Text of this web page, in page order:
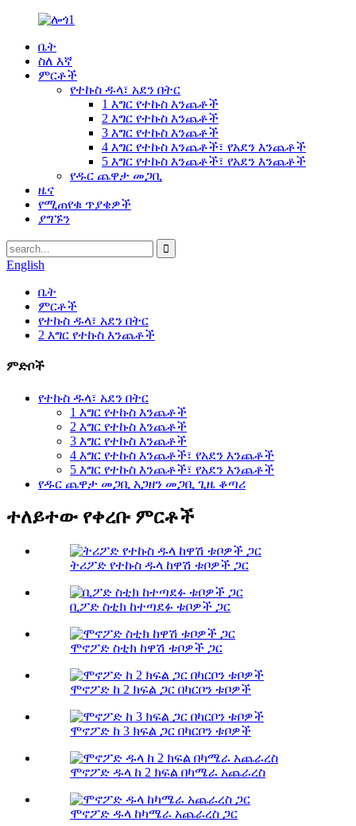
ቤት
ስለ እኛ
ምርቶች
የተኩስ ዱላ፣ አደን በትር
1 እግር የተኩስ እንጨቶች
2 እግር የተኩስ እንጨቶች
3 እግር የተኩስ እንጨቶች
4 እግር የተኩስ እንጨቶች፣ የአደን እንጨቶች
5 እግር የተኩስ እንጨቶች፣ የአደን እንጨቶች
የዱር ጨዋታ መጋቢ
ዜና
የሚጠየቁ ጥያቄዎች
ያግኙን
English
ቤት
ምርቶች
የተኩስ ዱላ፣ አደን በትር
2 እግር የተኩስ እንጨቶች
ምድቦች
የተኩስ ዱላ፣ አደን በትር
1 እግር የተኩስ እንጨቶች
2 እግር የተኩስ እንጨቶች
3 እግር የተኩስ እንጨቶች
4 እግር የተኩስ እንጨቶች፣ የአደን እንጨቶች
5 እግር የተኩስ እንጨቶች፣ የአደን እንጨቶች
የዱር ጨዋታ መጋቢ አጋዘን መጋቢ ጊዜ ቆጣሪ
ተለይተው የቀረቡ ምርቶች
ትሪፖድ የተኩስ ዱላ ከዋሽ ቱቦዎች ጋር
ቢፖድ ስቲክ ከተጣደፉ ቱቦዎች ጋር
ሞኖፖድ ስቲክ ከዋሽ ቱቦዎች ጋር
ሞኖፖድ ከ 2 ክፍል ጋር በካርቦን ቱቦዎች
ሞኖፖድ ከ 3 ክፍል ጋር በካርቦን ቱቦዎች
ሞኖፖድ ዱላ ከ 2 ክፍል በካሜራ አጨራረስ
ሞኖፖድ ዱላ ከካሜራ አጨራረስ ጋር